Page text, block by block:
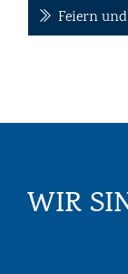
Feiern
WIR